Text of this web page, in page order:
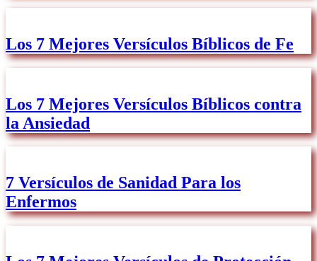
Los 7 Mejores Versículos Bíblicos de Fe
Los 7 Mejores Versículos Bíblicos contra
la Ansiedad
7 Versículos de Sanidad Para los
Enfermos